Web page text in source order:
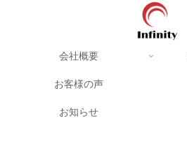
会社概要
お客様の声
お知らせ